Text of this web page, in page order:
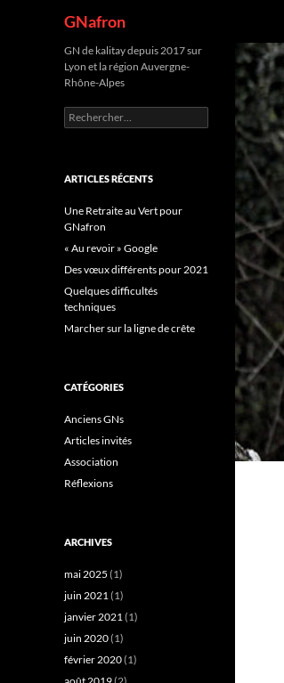
GNafron
GN de kalitay depuis 2017 sur
Lyon et la région Auvergne-
Rhône-Alpes
Rechercher :
ARTICLES RÉCENTS
Une Retraite au Vert pour
GNafron
« Au revoir » Google
Des vœux différents pour 2021
Quelques difficultés
techniques
Marcher sur la ligne de crête
CATÉGORIES
Anciens GNs
Articles invités
Association
Réflexions
ARCHIVES
mai 2025 (1)
juin 2021(1)
janvier 2021(1)
juin 2020(1)
février 2020(1)